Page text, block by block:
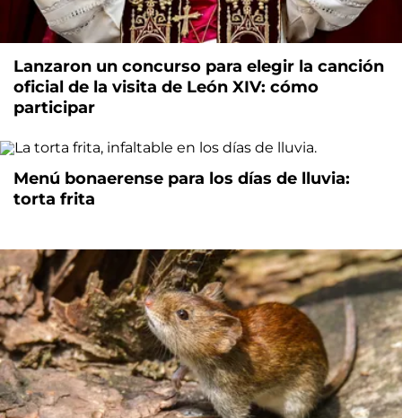
Lanzaron un concurso para elegir la canción
oficial de la visita de León XIV: cómo
participar
Menú bonaerense para los días de lluvia:
torta frita